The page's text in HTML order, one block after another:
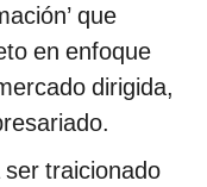
que
en enfoque
dirigida,
ser traicionado